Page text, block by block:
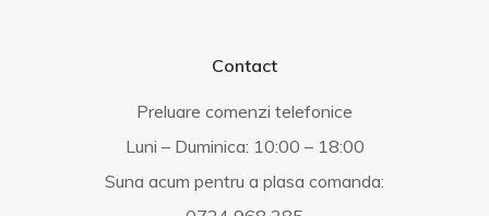
Contact
Preluare comenzi telefonice
Luni – Duminica: 10:00 – 18:00
Suna acum pentru a plasa comanda: